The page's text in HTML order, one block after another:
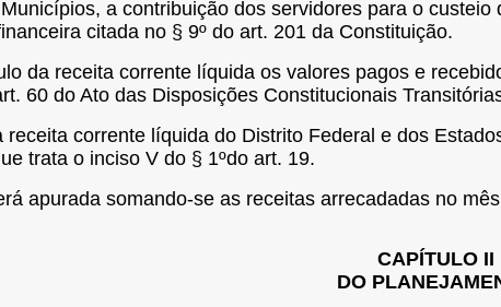
a contribuição dos servidores para o
citada no § 9º do art. 201 da Constituição.
da receita corrente líquida os valores pagos e
60 do Ato das Disposições Constitucionais
receita corrente líquida do Distrito Federal e dos
trata o inciso V do § 1ºdo art. 19.
apurada somando-se as receitas arrecadadas no
CAPÍTULO II
DO